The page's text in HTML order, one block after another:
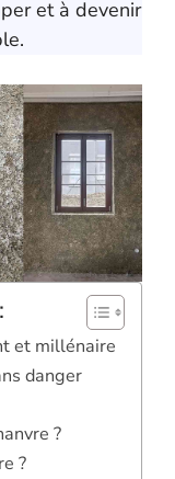
et à devenir
et millénaire
danger
?
?